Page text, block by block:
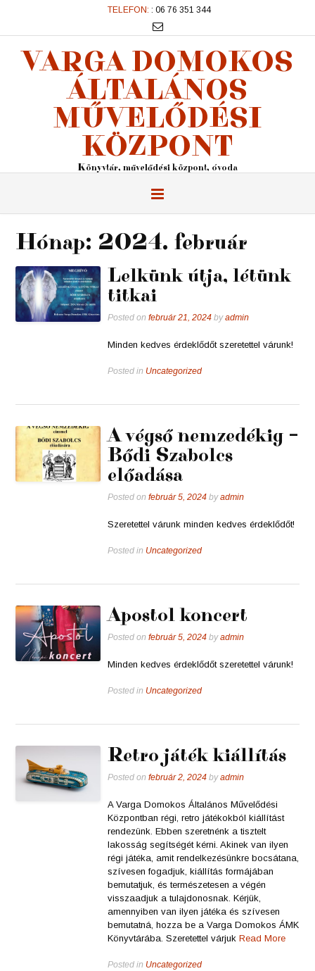
TELEFON: : 06 76 351 344
VARGA DOMOKOS
ÁLTALÁNOS
MŰVELŐDÉSI
KÖZPONT
Könyvtár, művelődési központ, óvoda
Hónap: 2024. február
Lelkünk útja, létünk
titkai
Posted onfebruár 21, 2024 byadmin
Minden kedves érdeklődőt szeretettel várunk!
Posted in Uncategorized
A végső nemzedékig –
Bődi Szabolcs
előadása
Posted onfebruár 5, 2024 byadmin
Szeretettel várunk minden kedves érdeklődőt!
Posted in Uncategorized
Apostol koncert
Posted onfebruár 5, 2024 byadmin
Minden kedves érdeklődőt szeretettel várunk!
Posted in Uncategorized
Retro játék kiállítás
Posted onfebruár 2, 2024 byadmin
A Varga Domokos Általános Művelődési
Központban régi, retro játékokból kiállítást
rendezünk. Ebben szeretnénk a tisztelt
lakosság segítségét kérni. Akinek van ilyen
régi játéka, amit rendelkezésünkre bocsátana,
szívesen fogadjuk, kiállítás formájában
bemutatjuk, és természetesen a végén
visszaadjuk a tulajdonosnak. Kérjük,
amennyiben van ilyen játéka és szívesen
bemutatná, hozza be a Varga Domokos ÁMK
Könyvtárába. Szeretettel várjukRead More
Posted in Uncategorized